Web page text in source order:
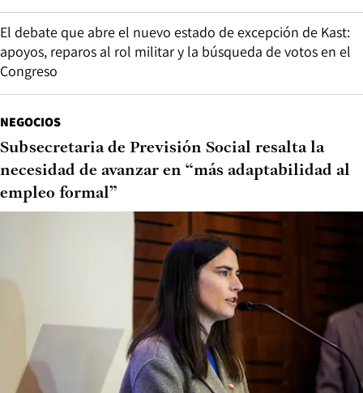
El debate que abre el nuevo estado de excepción de Kast:
apoyos, reparos al rol militar y la búsqueda de votos en el
Congreso
NEGOCIOS
Subsecretaria de Previsión Social resalta la
necesidad de avanzar en “más adaptabilidad al
empleo formal”